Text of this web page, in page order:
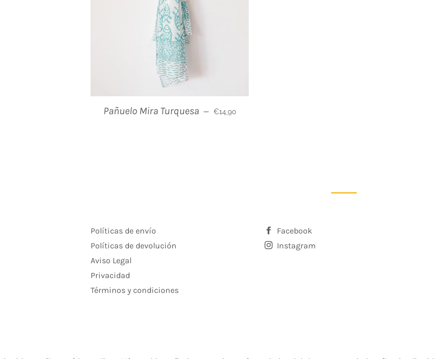
Pañuelo Mira Turquesa — Prix régulier
€14,90
Políticas de envío
Políticas de devolución
Aviso Legal
Privacidad
Términos y condiciones
Facebook
Instagram